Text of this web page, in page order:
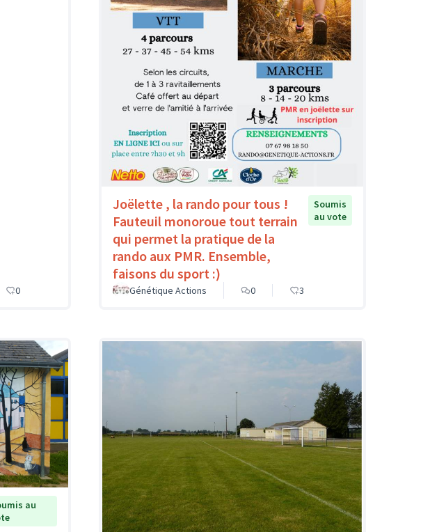
0
Joëlette , la rando pour tous !
Fauteuil monoroue tout terrain
qui permet la pratique de la
rando aux PMR. Ensemble,
faisons du sport :)
Soumis
au vote
Génétique Actions 0 3
au